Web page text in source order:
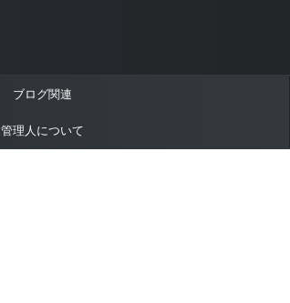
ブログ関連
管理人について